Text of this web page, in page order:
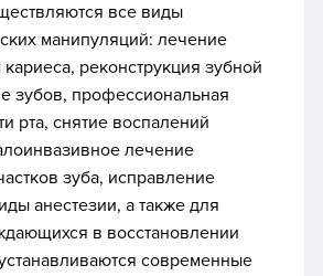
все виды
манипуляций: лечение
реконструкция зубной
зубов, профессиональная
рта, снятие воспалений
лечение
зуба, исправление
анестезии, а также для
в восстановлении
современные